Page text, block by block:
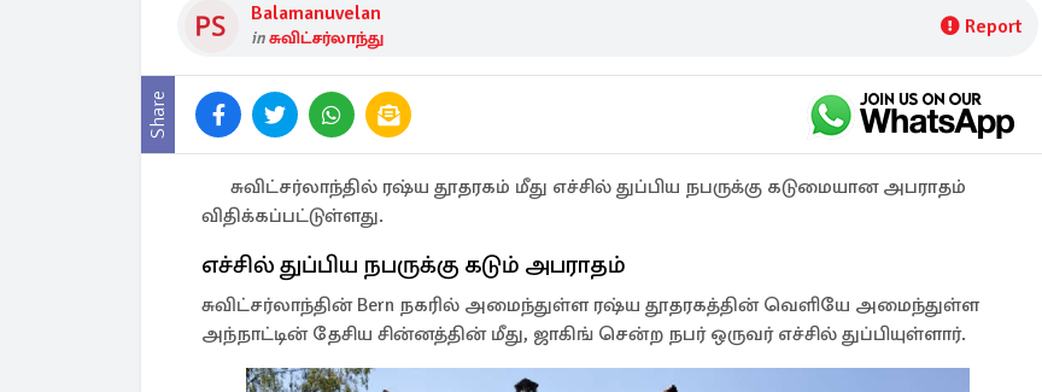
Balamanuvelan
inசுவிட்சர்லாந்து Report
Share
சுவிட்சர்லாந்தில் ரஷ்ய தூதரகம் மீது எச்சில் துப்பிய நபருக்கு கடுமையான அபராதம்
விதிக்கப்பட்டுள்ளது.
எச்சில் துப்பிய நபருக்கு கடும் அபராதம்
சுவிட்சர்லாந்தின் Bern நகரில் அமைந்துள்ள ரஷ்ய தூதரகத்தின் வெளியே அமைந்துள்ள
அந்நாட்டின் தேசிய சின்னத்தின் மீது, ஜாகிங் சென்ற நபர் ஒருவர் எச்சில் துப்பியுள்ளார்.